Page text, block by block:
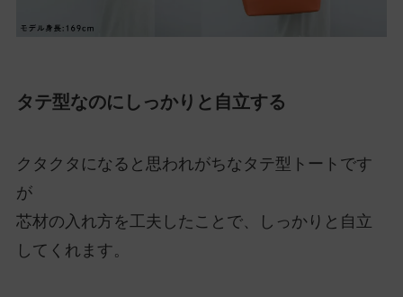
タテ型なのにしっかりと自立する
クタクタになると思われがちなタテ型トートです
が
芯材の入れ方を工夫したことで、しっかりと自立
してくれます。